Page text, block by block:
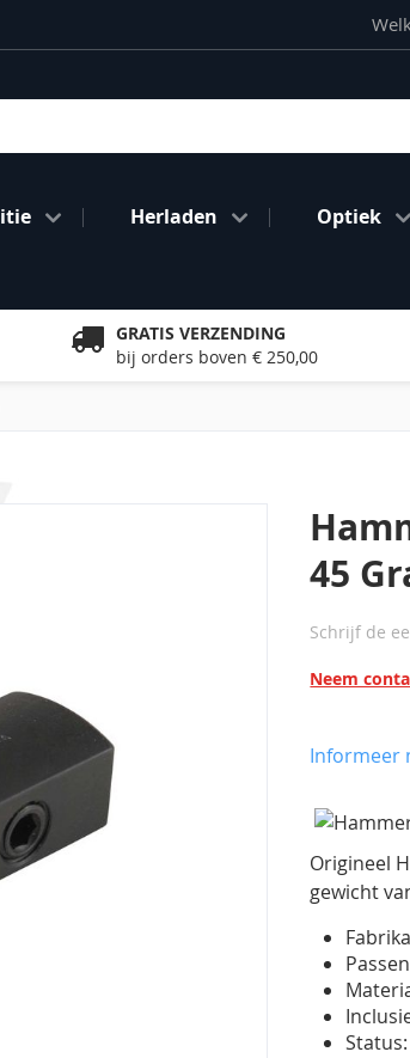
Herladen Optiek
GRATIS VERZENDING
bij orders boven € 250,00
45
Schrijf de
Neem
Informeer
Origineel
gewicht